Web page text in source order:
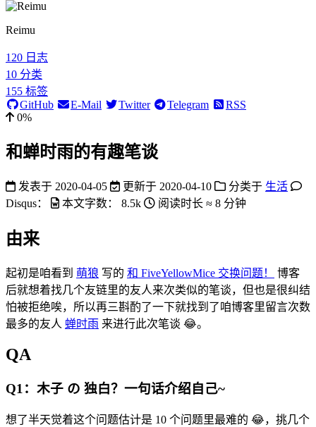
Reimu
120 日志
10 分类
155 标签
GitHub
E-Mail Twitter Telegram
RSS
0%
和蝉时雨的有趣笔谈
发表于 2020-04-05 更新于 2020-04-10 分类于 生活
Disqus：
本文字数： 8.5k 阅读时长 ≈ 8 分钟
由来
起初是咱看到 萌狼 写的 和 FiveYellowMice 交换问题！
博客
后就想着找几个友链里的友人来次类似的笔谈，但也是很纠结
怕被拒绝唉，所以再三斟酌了一下就找到了咱博客里留言次数
最多的友人 蝉时雨 来进行此次笔谈 😂。
QA
Q1：木子 の 独白？一句话介绍自己~
想了半天觉着这个问题估计是 10 个问题里最难的 😂，挑几个